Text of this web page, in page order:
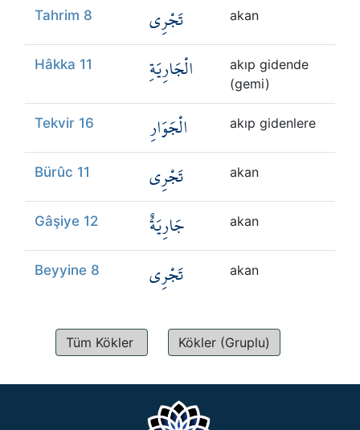
Tahrim 8 تَجْرِي akan
Hâkka 11 الْجَارِيَةِ
akıp gidende
(gemi)
Tekvir 16 الْجَوَارِ akıp gidenlere
Bürûc 11 تَجْرِي akan
Gâşiye 12 جَارِيَةٌ akan
Beyyine 8 تَجْرِي akan
Tüm Kökler Kökler (Gruplu)